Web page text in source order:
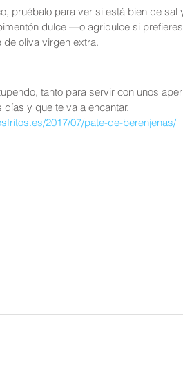
pruébalo para ver si está bien de
dulce —o agridulce si
oliva virgen extra.
tanto para servir con unos
y que te va a encantar.
2017/07/pate-de-berenjenas/